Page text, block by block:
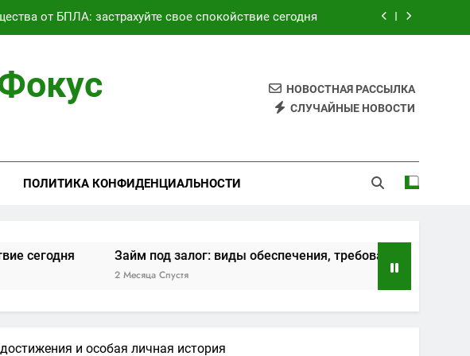
сервера: полный обзор возможностей и преимуществ
НОВОСТНАЯ РАССЫЛКА
СЛУЧАЙНЫЕ НОВОСТИ
ПОЛИТИКА КОНФИДЕНЦИАЛЬНОСТИ
Займ под залог: виды обеспечения, требования и этапы
2 Месяца Спустя
и особая личная история